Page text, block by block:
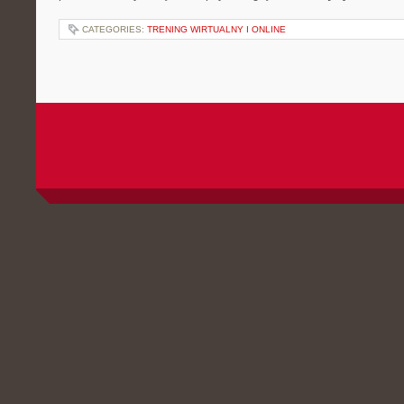
CATEGORIES: TRENING WIRTUALNY I ONLINE